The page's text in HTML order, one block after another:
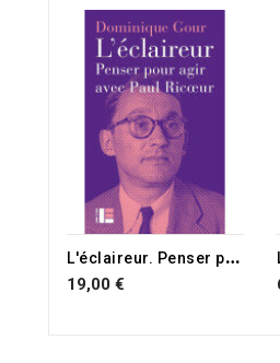
L
'éclaireur. Penser pour agir avec Paul Ricoeur
19,00 €